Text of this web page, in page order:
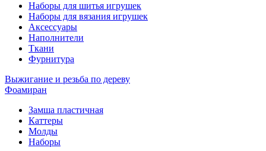
Наборы для шитья игрушек
Наборы для вязания игрушек
Аксессуары
Наполнители
Ткани
Фурнитура
Выжигание и резьба по дереву
Фоамиран
Замша пластичная
Каттеры
Молды
Наборы